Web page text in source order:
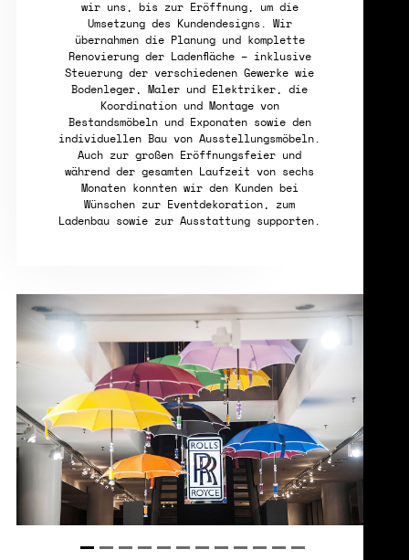
wir uns, bis zur Eröffnung, um die
Umsetzung des Kundendesigns. Wir
übernahmen die Planung und komplette
Renovierung der Ladenfläche – inklusive
Steuerung der verschiedenen Gewerke wie
Bodenleger, Maler und Elektriker, die
Koordination und Montage von
Bestandsmöbeln und Exponaten sowie den
individuellen Bau von Ausstellungsmöbeln.
Auch zur großen Eröffnungsfeier und
während der gesamten Laufzeit von sechs
Monaten konnten wir den Kunden bei
Wünschen zur Eventdekoration, zum
Ladenbau sowie zur Ausstattung supporten.